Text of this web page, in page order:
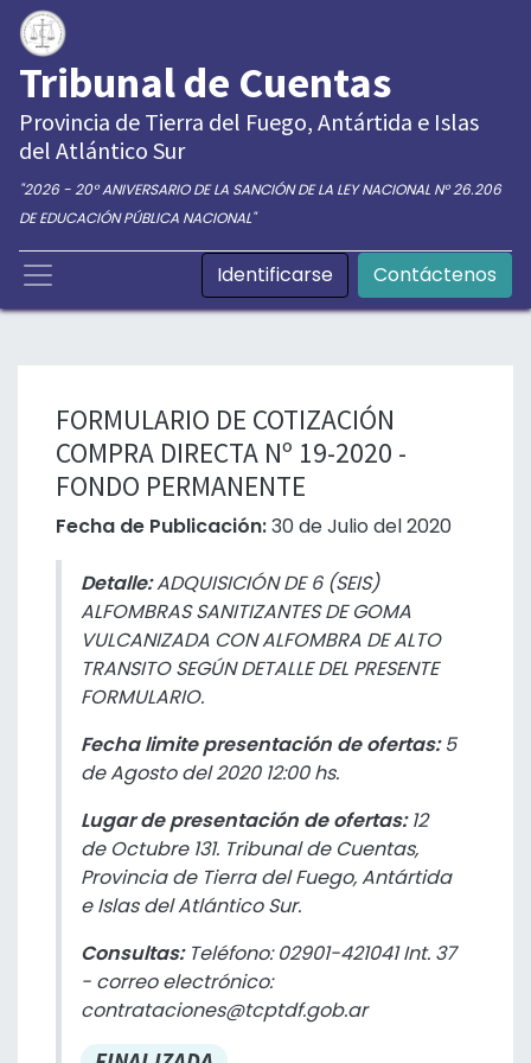
Tribunal de Cuentas
Provincia de Tierra del Fuego, Antártida e Islas
del Atlántico Sur
"2026 - 20° ANIVERSARIO DE LA SANCIÓN DE LA LEY NACIONAL N° 26.206
DE EDUCACIÓN PÚBLICA NACIONAL"
Identificarse Contáctenos
FORMULARIO DE COTIZACIÓN
COMPRA DIRECTA Nº 19-2020 -
FONDO PERMANENTE
Fecha de Publicación:30 de Julio del 2020
Detalle:ADQUISICIÓN DE 6 (SEIS)
ALFOMBRAS SANITIZANTES DE GOMA
VULCANIZADA CON ALFOMBRA DE ALTO
TRANSITO SEGÚN DETALLE DEL PRESENTE
FORMULARIO.
Fecha limite presentación de ofertas:5
de Agosto del 2020 12:00 hs.
Lugar de presentación de ofertas:12
de Octubre 131. Tribunal de Cuentas,
Provincia de Tierra del Fuego, Antártida
e Islas del Atlántico Sur.
Consultas: Teléfono: 02901-421041 Int. 37
- correo electrónico:
contrataciones@tcptdf.gob.ar